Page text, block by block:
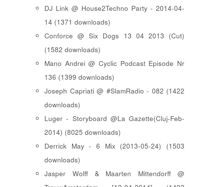
DJ Link @ House2Techno Party - 2014-04-
14 (1371 downloads)
Conforce @ Six Dogs 13 04 2013 (Cut)
(1582 downloads)
Mano Andrei @ Cyclic Podcast Episode Nr
136 (1399 downloads)
Joseph Capriati @ #SlamRadio - 082 (1422
downloads)
Luger - Storyboard @La Gazette(Cluj-Feb-
2014) (8025 downloads)
Derrick May - 6 Mix (2013-05-24) (1503
downloads)
Jasper Wolff & Maarten Mittendorff @